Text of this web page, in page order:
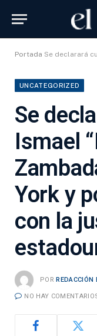
Portada Se declarará culpable Ismael
UNCATEGORIZED
Se
Ismael
York y
con la
POR
NO HAY